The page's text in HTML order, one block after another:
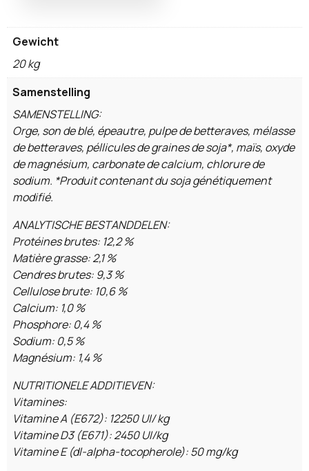
Gewicht
20 kg
Samenstelling
SAMENSTELLING:
Orge, son de blé, épeautre, pulpe de betteraves, mélasse
de betteraves, péllicules de graines de soja*, maïs, oxyde
de magnésium, carbonate de calcium, chlorure de
sodium. *Produit contenant du soja génétiquement
modifié.
ANALYTISCHE BESTANDDELEN:
Protéines brutes: 12,2 %
Matière grasse: 2,1 %
Cendres brutes: 9,3 %
Cellulose brute: 10,6 %
Calcium: 1,0 %
Phosphore: 0,4 %
Sodium: 0,5 %
Magnésium: 1,4 %
NUTRITIONELE ADDITIEVEN:
Vitamines:
Vitamine A (E672): 12250 UI/ kg
Vitamine D3 (E671): 2450 UI/kg
Vitamine E (dl-alpha-tocopherole): 50 mg/kg